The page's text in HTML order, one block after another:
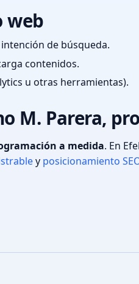
web
de búsqueda.
contenidos.
u otras herramientas).
M. Parera,
a medida. En
y posicionamiento